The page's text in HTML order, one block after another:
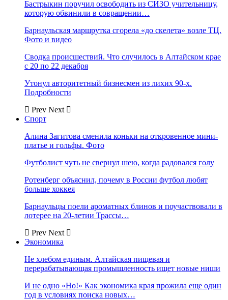
Бастрыкин поручил освободить из СИЗО учительницу,
которую обвинили в совращении…
Барнаульская маршрутка сгорела «до скелета» возле ТЦ.
Фото и видео
Сводка происшествий. Что случилось в Алтайском крае
с 20 по 22 декабря
Утонул авторитетный бизнесмен из лихих 90-х.
Подробности
Prev Next
Спорт
Алина Загитова сменила коньки на откровенное мини-
платье и гольфы. Фото
Футболист чуть не свернул шею, когда радовался голу
Ротенберг объяснил, почему в России футбол любят
больше хоккея
Барнаульцы поели ароматных блинов и поучаствовали в
лотерее на 20-летии Трассы…
Prev Next
Экономика
Не хлебом единым. Алтайская пищевая и
перерабатывающая промышленность ищет новые ниши
И не одно «Но!» Как экономика края прожила еще один
год в условиях поиска новых…